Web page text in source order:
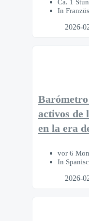
Ca. 1
In
2026-
Barómetro
activos de
en la era
vor 6
In
2026-